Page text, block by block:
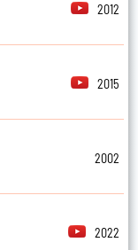
2012
2015
2002
2022